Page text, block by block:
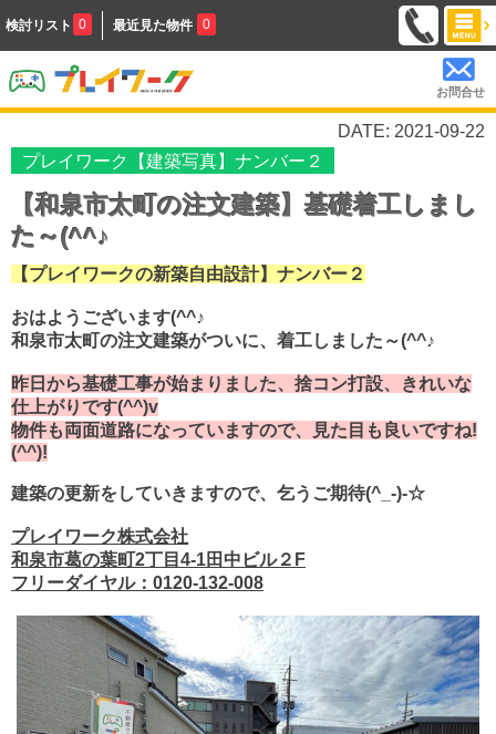
検討リスト 0 最近見た物件 0
お問合せ
DATE: 2021-09-22
プレイワーク【建築写真】ナンバー２
【和泉市太町の注文建築】基礎着工しまし
た～(^^♪
【プレイワークの新築自由設計】ナンバー２
おはようございます(^^♪
和泉市太町の注文建築がついに、着工しました～(^^♪
昨日から基礎工事が始まりました、捨コン打設、きれいな
仕上がりです(^^)v
物件も両面道路になっていますので、見た目も良いですね!
(^^)!
建築の更新をしていきますので、乞うご期待(^_-)-☆
プレイワーク株式会社
和泉市葛の葉町2丁目4-1田中ビル２F
フリーダイヤル：0120-132-008